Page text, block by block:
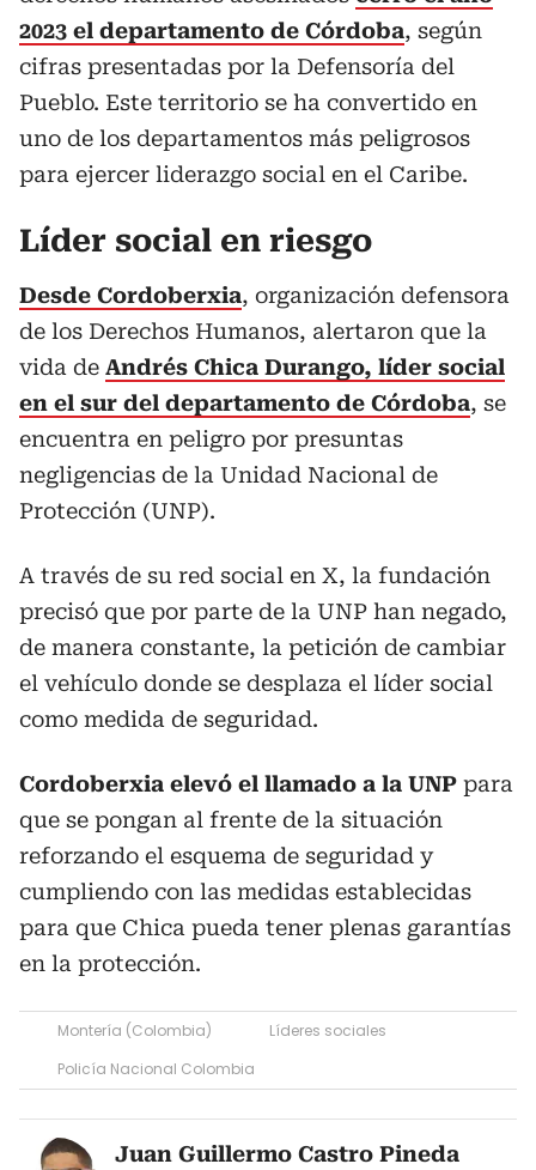
2023 el departamento de Córdoba, según
cifras presentadas por la Defensoría del
Pueblo. Este territorio se ha convertido en
uno de los departamentos más peligrosos
para ejercer liderazgo social en el Caribe.
Líder social en riesgo
Desde Cordoberxia, organización defensora
de los Derechos Humanos, alertaron que la
vida de Andrés Chica Durango, líder social
en el sur del departamento de Córdoba, se
encuentra en peligro por presuntas
negligencias de la Unidad Nacional de
Protección (UNP).
A través de su red social en X, la fundación
precisó que por parte de la UNP han negado,
de manera constante, la petición de cambiar
el vehículo donde se desplaza el líder social
como medida de seguridad.
Cordoberxia elevó el llamado a la UNP para
que se pongan al frente de la situación
reforzando el esquema de seguridad y
cumpliendo con las medidas establecidas
para que Chica pueda tener plenas garantías
en la protección.
Montería (Colombia)
Líderes sociales
Policía Nacional Colombia
Juan Guillermo Castro Pineda